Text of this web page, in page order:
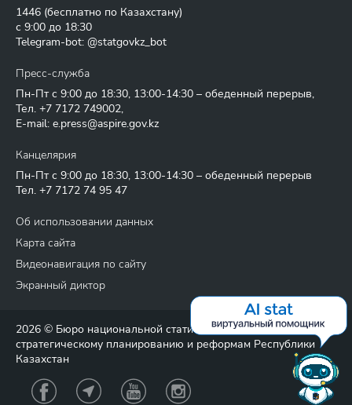
1446 (бесплатно по Казахстану)
с 9:00 до 18:30
Telegram-bot: @statgovkz_bot
Пресс-служба
Пн-Пт с 9:00 до 18:30, 13:00-14:30 – обеденный перерыв,
Тел. +7 7172 749002,
E-mail: e.press@aspire.gov.kz
Канцелярия
Пн-Пт с 9:00 до 18:30, 13:00-14:30 – обеденный перерыв
Тел. +7 7172 74 95 47
Об использовании данных
Карта сайта
Видеонавигация по сайту
Экранный диктор
2026 © Бюро национальной статистики Агентства по
стратегическому планированию и реформам Республики
Казахстан